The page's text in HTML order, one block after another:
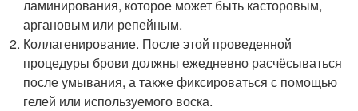
ламинирования, которое может быть касторовым,
аргановым или репейным.
Коллагенирование. После этой проведенной
процедуры брови должны ежедневно расчёсываться
после умывания, а также фиксироваться с помощью
гелей или используемого воска.